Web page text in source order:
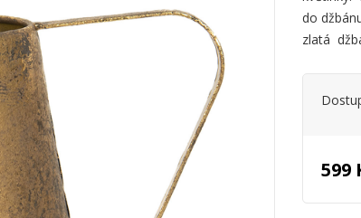
do
zlatá
599